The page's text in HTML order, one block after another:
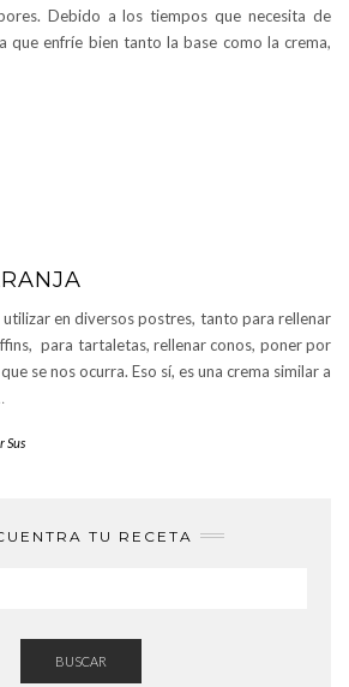
Debido a los tiempos que necesita de
que enfríe bien tanto la base como la crema,
utilizar en diversos postres, tanto para rellenar
para tartaletas, rellenar conos, poner por
se nos ocurra. Eso sí, es una crema similar a
Sus
TU RECETA
BUSCAR